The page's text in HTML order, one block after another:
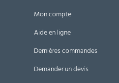
Mon compte
Aide en ligne
Dernières commandes
Demander un devis